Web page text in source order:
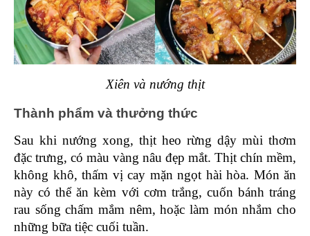
Xiên và nướng thịt
Thành phẩm và thưởng thức
Sau khi nướng xong, thịt heo rừng dậy mùi thơm
đặc trưng, có màu vàng nâu đẹp mắt. Thịt chín mềm,
không khô, thấm vị cay mặn ngọt hài hòa. Món ăn
này có thể ăn kèm với cơm trắng, cuốn bánh tráng
rau sống chấm mắm nêm, hoặc làm món nhắm cho
những bữa tiệc cuối tuần.